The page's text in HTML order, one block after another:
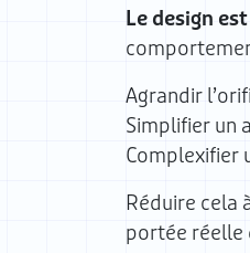
Le design
Agrandir
Simplifier un
Complexifier
Réduire cela
portée réelle